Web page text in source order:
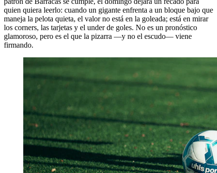
quien quiera leerlo: cuando un gigante enfrenta a un bloque bajo que
maneja la pelota quieta, el valor no está en la goleada; está en mirar
los corners, las tarjetas y el under de goles. No es un pronóstico
glamoroso, pero es el que la pizarra —y no el escudo— viene
firmando.